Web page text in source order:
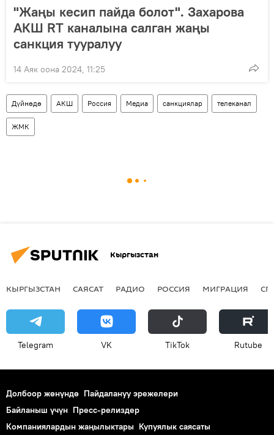
"Жаңы кесип пайда болот". Захарова
АКШ RT каналына салган жаңы
санкция тууралуу
14 Аяк оона 2024, 11:25
Дүйнөдө АКШ Россия Медиа санкциялар телеканал
ЖМК
Кыргызстан
КЫРГЫЗСТАН САЯСАТ РАДИО РОССИЯ МИГРАЦИЯ
Telegram VK ТikТоk Rutube
Долбоор жөнүндө Пайдалануу эрежелери
Байланыш үчүн Пресс-релиздер
Компаниялардын жаңылыктары Купуялык саясаты